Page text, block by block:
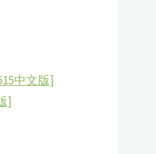
中文版]
]